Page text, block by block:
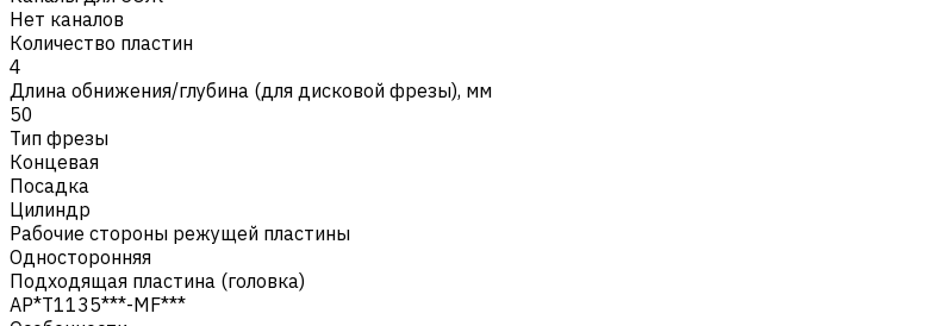
Нет каналов
Количество пластин
4
Длина обнижения/глубина (для дисковой фрезы), мм
50
Тип фрезы
Концевая
Посадка
Цилиндр
Рабочие стороны режущей пластины
Односторонняя
Подходящая пластина (головка)
AP*T1135***-MF***